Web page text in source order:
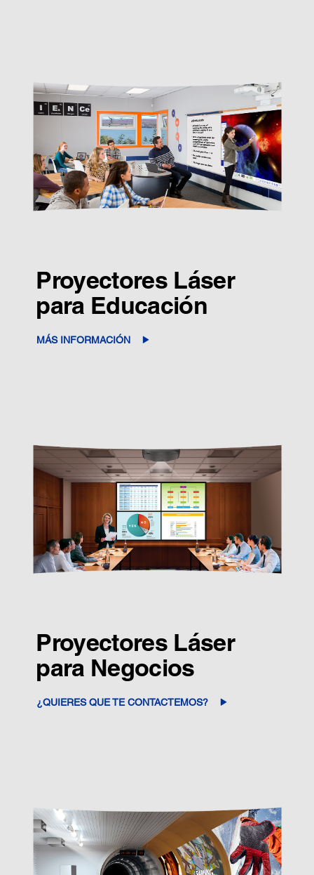
Proyectores Láser
para Educación
MÁS INFORMACIÓN
Proyectores Láser
para Negocios
¿QUIERES QUE TE CONTACTEMOS?